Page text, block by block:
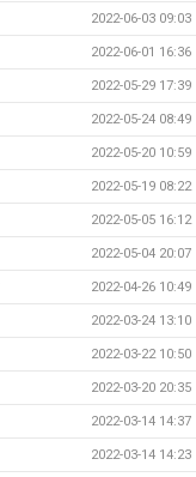
2022-06-03 09:03
2022-06-01 16:36
2022-05-29 17:39
2022-05-24 08:49
2022-05-20 10:59
2022-05-19 08:22
2022-05-05 16:12
2022-05-04 20:07
2022-04-26 10:49
2022-03-24 13:10
2022-03-22 10:50
2022-03-20 20:35
2022-03-14 14:37
2022-03-14 14:23